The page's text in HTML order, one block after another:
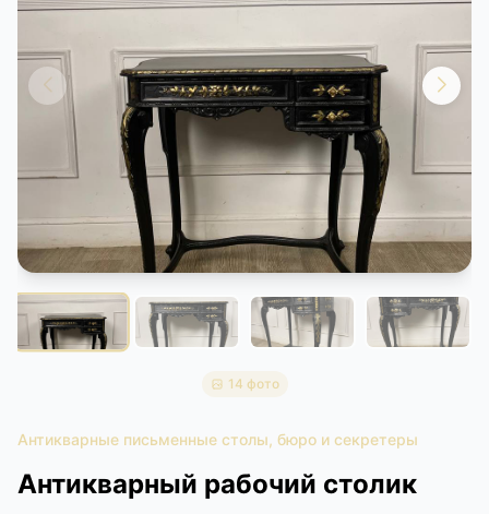
РЕСТАВРАЦИЯ
КУРСЫ ПО РЕСТАВРАЦИИ
КОНТАКТЫ
ДОСТАВКА И ОПЛАТА
14 фото
Антикварные письменные столы, бюро и секретеры
Антикварный рабочий столик